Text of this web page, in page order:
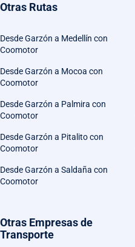
Otras Rutas
Desde Garzón a Medellín con
Coomotor
Desde Garzón a Mocoa con
Coomotor
Desde Garzón a Palmira con
Coomotor
Desde Garzón a Pitalito con
Coomotor
Desde Garzón a Saldaña con
Coomotor
Otras Empresas de
Transporte